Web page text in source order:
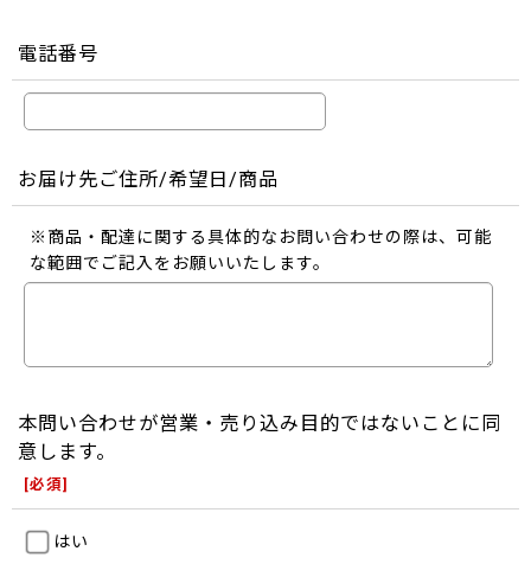
電話番号
お届け先ご住所/希望日/商品
※商品・配達に関する具体的なお問い合わせの際は、可能
な範囲でご記入をお願いいたします。
本問い合わせが営業・売り込み目的ではないことに同
意します。
[必須]
はい